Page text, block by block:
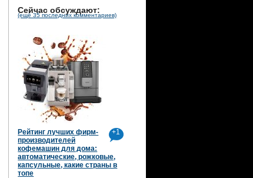
Сейчас обсуждают:
(ещё 35 последних комментариев)
+1
Рейтинг лучших фирм-
производителей
кофемашин для дома:
автоматические, рожковые,
капсульные, какие страны в
топе